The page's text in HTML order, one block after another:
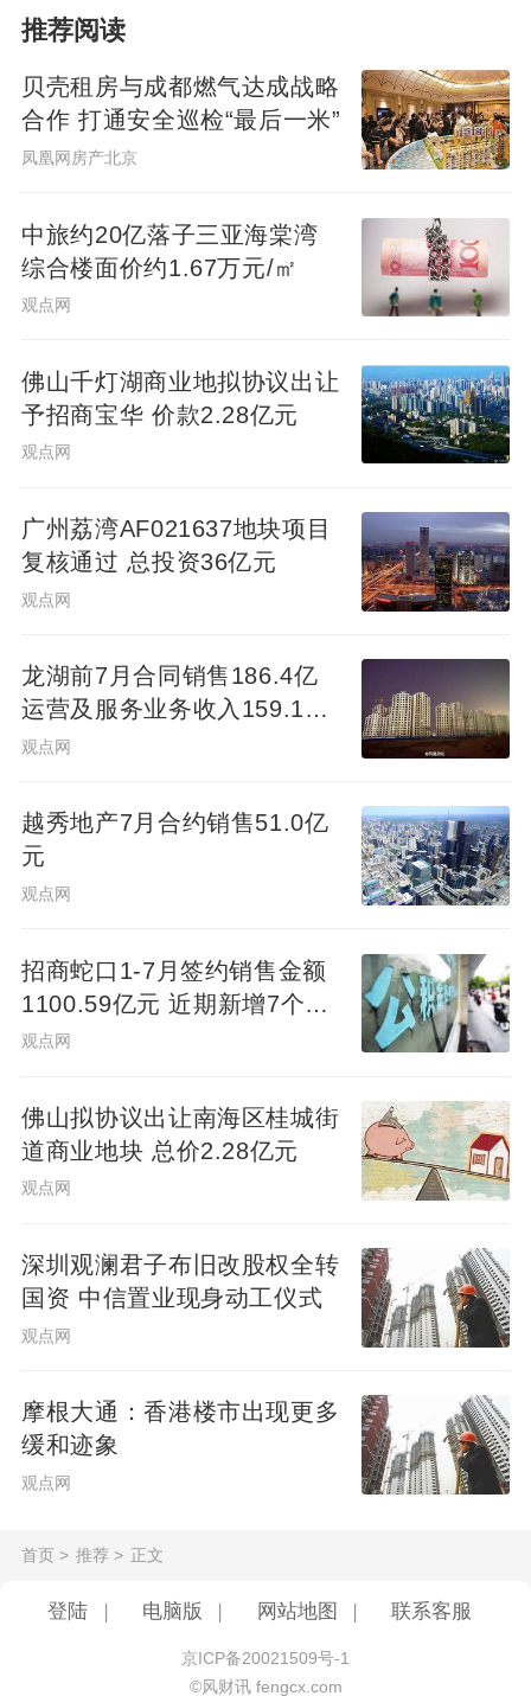
作为项目“甲方”，在决策与管理上占据主导地
位。
做代建是由开发商变成服务商，“甲方”变
集团是一线团队的乙方，一线团体是代建项
目的乙方。核心内涵是，集团全力服务好一
线“前线打仗”的员工，一线要服务好客户。
思维的变化也带来了管理方式的变化，从过
去管控型思维转向服务型组织，重在形成合
力为一线团队提供支持、帮助和资源协同。
当然，想要实现长足发展，最根本的是要持
续获得业务。在这件事上，远洋也经历过一
其一是建立“根据地”。过往重资产开发模式
下，远洋进入全国近五十个城市，代建“根据
市的优劣势，找到主要代建类型，明确业务
主攻方向，进而找到突破口，管理半径的缩
小也更有助于集中精力。
其二是查漏补缺的“游击战”。远洋并非最早进
入代建行业，规模体量上难以和先行者匹
敌。但能做的是寻找其他平台业务的“真空”，
业务类型、没有经验的业务模式……从细微
之处渗透，在此消彼长中逐渐打开市场。
项目信息后迅速反馈，由集团层面组织团队
为项目“把脉”，集中力量为委托方提供精准的
诊断和方案，这也有赖于“精兵简政”后提升的
组织敏捷性与运营效率。
“三条路径”让远洋集团在轻资产代建的路上走
国房地产代建企业第8位。
当轻资产进阶为主要业务方向，重资产时代
积累的经验与能力仍在持续发挥深远影响。
推荐阅读
贝壳租房与成都燃气达成战略
合作 打通安全巡检“最后一米”
凤凰网房产北京
中旅约20亿落子三亚海棠湾
综合楼面价约1.67万元/㎡
观点网
佛山千灯湖商业地拟协议出让
予招商宝华 价款2.28亿元
观点网
广州荔湾AF021637地块项目
复核通过 总投资36亿元
观点网
龙湖前7月合同销售186.4亿
运营及服务业务收入159.1亿
元
观点网
越秀地产7月合约销售51.0亿
元
观点网
招商蛇口1-7月签约销售金额
1100.59亿元 近期新增7个项
目
观点网
佛山拟协议出让南海区桂城街
道商业地块 总价2.28亿元
观点网
深圳观澜君子布旧改股权全转
国资 中信置业现身动工仪式
观点网
摩根大通：香港楼市出现更多
缓和迹象
观点网
首页 > 推荐 > 正文
登陆 电脑版 网站地图 联系客服
京ICP备20021509号-1
©风财讯 fengcx.com